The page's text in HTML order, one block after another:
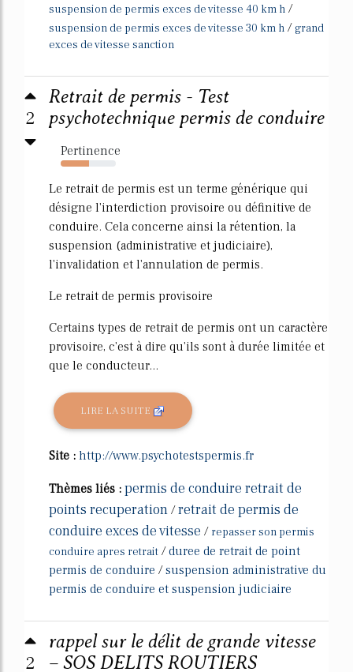
suspension de permis exces de vitesse 40 km h /
suspension de permis exces de vitesse 30 km h / grand
exces de vitesse sanction
2
Retrait de permis - Test
psychotechnique permis de conduire
Pertinence
52%
Le retrait de permis est un terme générique qui
désigne l'interdiction provisoire ou définitive de
conduire. Cela concerne ainsi la rétention, la
suspension (administrative et judiciaire),
l'invalidation et l'annulation de permis.
Le retrait de permis provisoire
Certains types de retrait de permis ont un caractère
provisoire, c'est à dire qu'ils sont à durée limitée et
que le conducteur...
LIRE LA SUITE
Site : http://www.psychotestspermis.fr
Thèmes liés : permis de conduire retrait de
points recuperation /retrait de permis de
conduire exces de vitesse / repasser son permis
conduire apres retrait /duree de retrait de point
permis de conduire /suspension administrative du
permis de conduire et suspension judiciaire
2
rappel sur le délit de grande vitesse
– SOS DELITS ROUTIERS